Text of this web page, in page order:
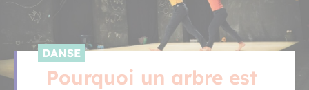
DANSE
Pourquoi un arbre est